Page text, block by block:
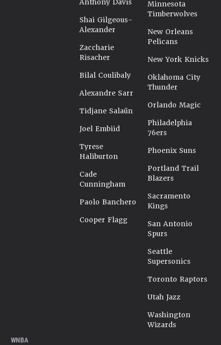
Anthony Davis
Shai Gilgeous-
Alexander
Zaccharie
Risacher
Bilal Coulibaly
Alexandre Sarr
Tidjane Salaün
Joel Embiid
Tyrese
Haliburton
Cade
Cunningham
Paolo Banchero
Cooper Flagg
Minnesota
Timberwolves
New Orleans
Pelicans
New York Knicks
Oklahoma City
Thunder
Orlando Magic
Philadelphia
76ers
Phoenix Suns
Portland Trail
Blazers
Sacramento
Kings
San Antonio
Spurs
Seattle
Supersonics
Toronto Raptors
Utah Jazz
Washington
Wizards
WNBA